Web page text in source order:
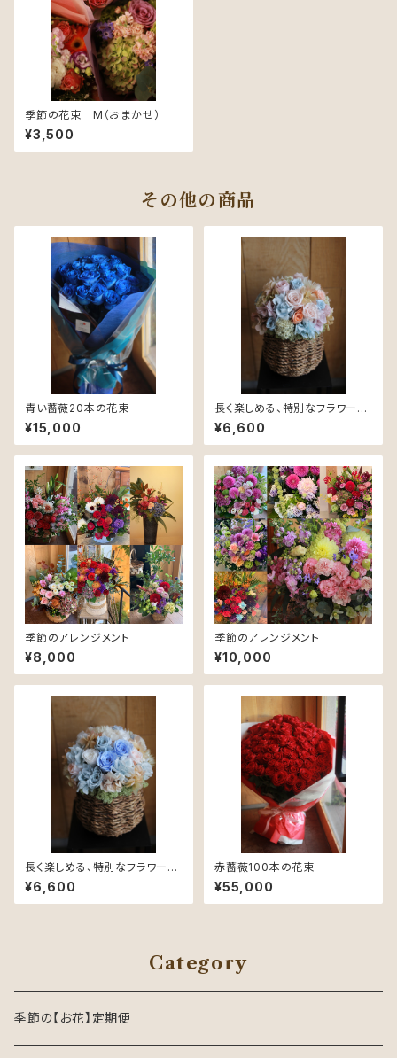
季節の花束 M（おまかせ）
¥3,500
その他の商品
青い薔薇20本の花束
¥15,000
長く楽しめる、特別なフラワーギ
フト。プリザーブドフラワーアレ
ンジメントメント
¥6,600
季節のアレンジメント
¥8,000
季節のアレンジメント
¥10,000
長く楽しめる、特別なフラワーギ
フト。プリザーブドフラワーアレ
ンジメントメント
¥6,600
赤薔薇100本の花束
¥55,000
Category
季節の【お花】定期便